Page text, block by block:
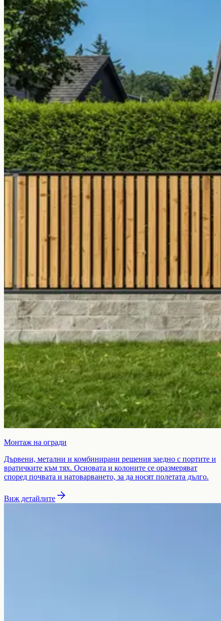
Монтаж на огради
Дървени, метални и комбинирани решения заедно с портите и
вратичките към тях. Основата и колоните се оразмеряват
според почвата и натоварването, за да носят полетата дълго.
Виж детайлите